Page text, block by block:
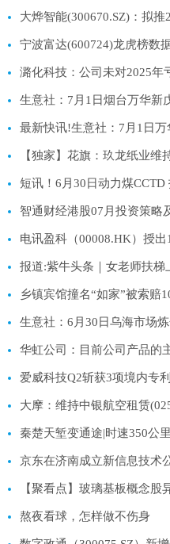
大烨智能(300670.SZ)：拟
宁波富达(600724)龙虎榜数
潞化科技：公司未对2025年
生意社：7月1日烟台万华新
最新快讯!生意社：7月1日
【独家】花旗：玖龙纸业维
短讯！6月30日动力煤CCTD
智通财经港股07月投资策略
电讯盈科（00008.HK）授
报道:紫牛头条｜女老师扶
乡镇宾馆撞名“如家”被索赔
生意社：6月30日乌海市场
华虹公司：目前公司产品的
爱威科技Q2斩获3项境内专
大摩：维持中银航空租赁
秦楚天堑变通途|时速350公
京东在济南成立新信息技术
【聚看点】玻璃基板概念股
熬夜看球，怎样做不伤身